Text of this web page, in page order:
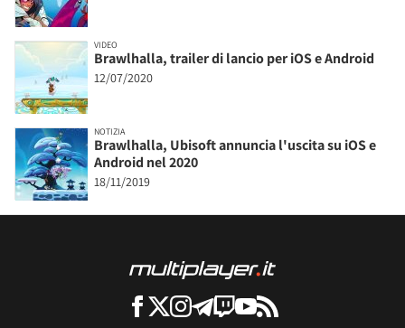
VIDEO
Brawlhalla, trailer di lancio per iOS e Android
12/07/2020
NOTIZIA
Brawlhalla, Ubisoft annuncia l'uscita su iOS e
Android nel 2020
18/11/2019